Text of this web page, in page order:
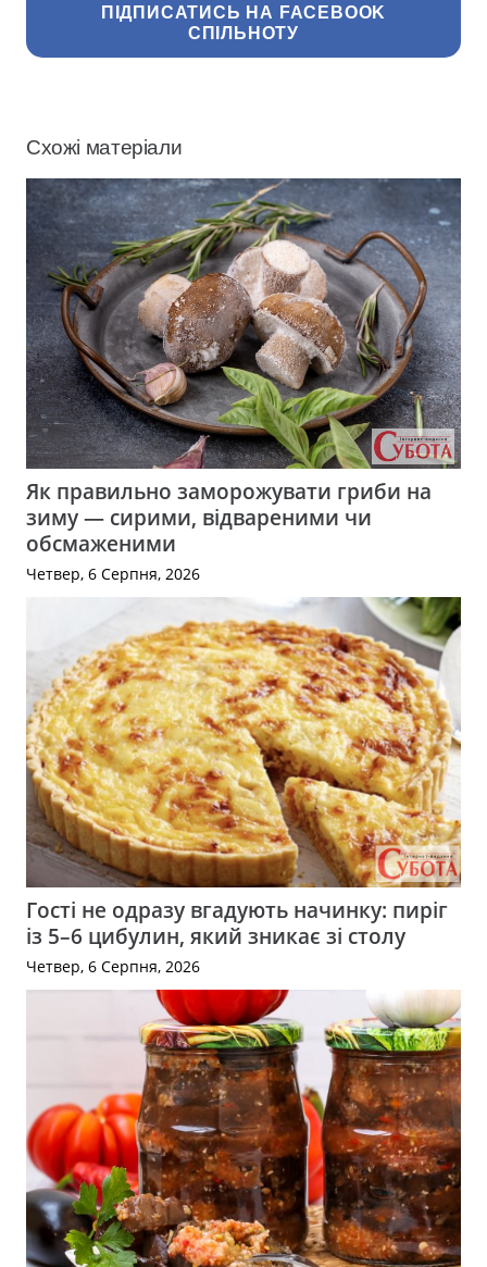
ПІДПИСАТИСЬ НА FACEBOOK
СПІЛЬНОТУ
Схожі матеріали
Як правильно заморожувати гриби на
зиму — сирими, відвареними чи
обсмаженими
Четвер, 6 Серпня, 2026
Гості не одразу вгадують начинку: пиріг
із 5–6 цибулин, який зникає зі столу
Четвер, 6 Серпня, 2026